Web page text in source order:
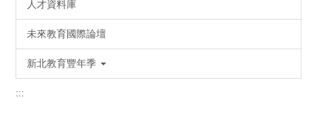
人才資料庫
未來教育國際論壇
新北教育豐年季
:::